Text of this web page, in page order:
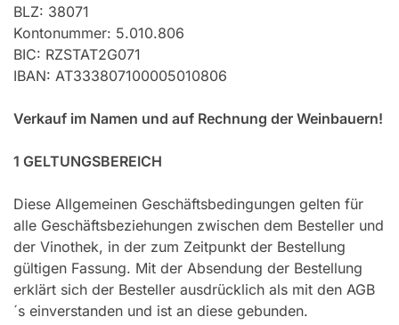
BLZ: 38071
Kontonummer: 5.010.806
BIC: RZSTAT2G071
IBAN: AT333807100005010806
Verkauf im Namen und auf Rechnung der Weinbauern!
1 GELTUNGSBEREICH
Diese Allgemeinen Geschäftsbedingungen gelten für
alle Geschäftsbeziehungen zwischen dem Besteller und
der Vinothek, in der zum Zeitpunkt der Bestellung
gültigen Fassung. Mit der Absendung der Bestellung
erklärt sich der Besteller ausdrücklich als mit den AGB
´s einverstanden und ist an diese gebunden.